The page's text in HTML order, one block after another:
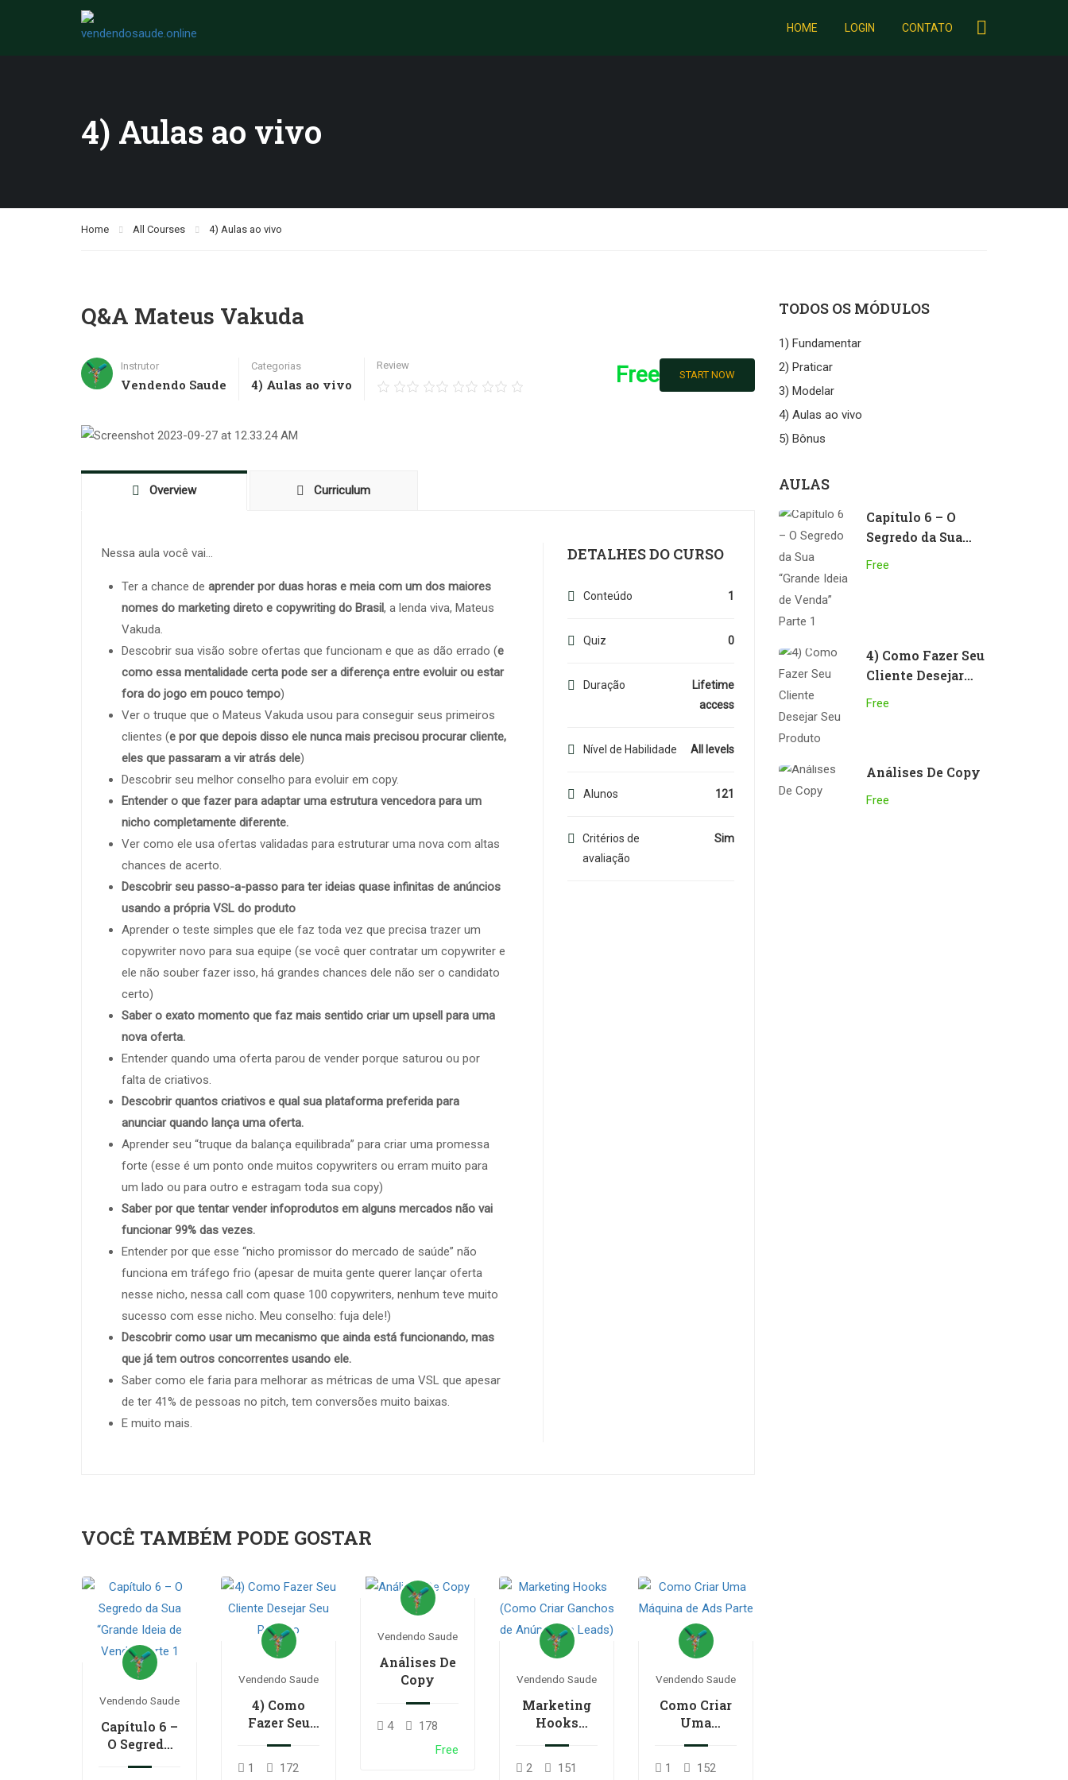
HOME LOGIN CONTATO
4) Aulas ao vivo
Home All Courses 4) Aulas ao vivo
Q&A Mateus Vakuda
Instrutor
Vendendo Saude
Categorias
4) Aulas ao vivo
Review Free START NOW
Overview Curriculum
Nessa aula você vai…
Ter a chance de aprender por duas horas e meia com um dos maiores
nomes do marketing direto e copywriting do Brasil, a lenda viva, Mateus
Vakuda.
Descobrir sua visão sobre ofertas que funcionam e que as dão errado (e
como essa mentalidade certa pode ser a diferença entre evoluir ou estar
fora do jogo em pouco tempo)
Ver o truque que o Mateus Vakuda usou para conseguir seus primeiros
clientes (e por que depois disso ele nunca mais precisou procurar cliente,
eles que passaram a vir atrás dele)
Descobrir seu melhor conselho para evoluir em copy.
Entender o que fazer para adaptar uma estrutura vencedora para um
nicho completamente diferente.
Ver como ele usa ofertas validadas para estruturar uma nova com altas
chances de acerto.
Descobrir seu passo-a-passo para ter ideias quase infinitas de anúncios
usando a própria VSL do produto
Aprender o teste simples que ele faz toda vez que precisa trazer um
copywriter novo para sua equipe (se você quer contratar um copywriter e
ele não souber fazer isso, há grandes chances dele não ser o candidato
certo)
Saber o exato momento que faz mais sentido criar um upsell para uma
nova oferta.
Entender quando uma oferta parou de vender porque saturou ou por
falta de criativos.
Descobrir quantos criativos e qual sua plataforma preferida para
anunciar quando lança uma oferta.
Aprender seu “truque da balança equilibrada” para criar uma promessa
forte (esse é um ponto onde muitos copywriters ou erram muito para
um lado ou para outro e estragam toda sua copy)
Saber por que tentar vender infoprodutos em alguns mercados não vai
funcionar 99% das vezes.
Entender por que esse “nicho promissor do mercado de saúde” não
funciona em tráfego frio (apesar de muita gente querer lançar oferta
nesse nicho, nessa call com quase 100 copywriters, nenhum teve muito
sucesso com esse nicho. Meu conselho: fuja dele!)
Descobrir como usar um mecanismo que ainda está funcionando, mas
que já tem outros concorrentes usando ele.
Saber como ele faria para melhorar as métricas de uma VSL que apesar
de ter 41% de pessoas no pitch, tem conversões muito baixas.
E muito mais.
DETALHES DO CURSO
Conteúdo 1
Quiz 0
Duração
Lifetime
access
Nível de Habilidade All levels
Alunos 121
Critérios de
avaliação
Sim
VOCÊ TAMBÉM PODE GOSTAR
Vendendo Saude
Capítulo 6 –
O Segredo
Vendendo Saude
4) Como
Fazer Seu
Produto
1 172
Vendendo Saude
Análises De
Copy
4
178
Free
Vendendo Saude
Marketing
Hooks
Anúncios e
2 151
Vendendo Saude
Como Criar
Uma
1 152
TODOS OS MÓDULOS
1) Fundamentar
2) Praticar
3) Modelar
4) Aulas ao vivo
5) Bônus
AULAS
Capítulo 6 – O
Segredo da Sua
“Grande Ideia de
Free
4) Como Fazer Seu
Cliente Desejar
Seu Produto
Free
Análises De Copy
Free